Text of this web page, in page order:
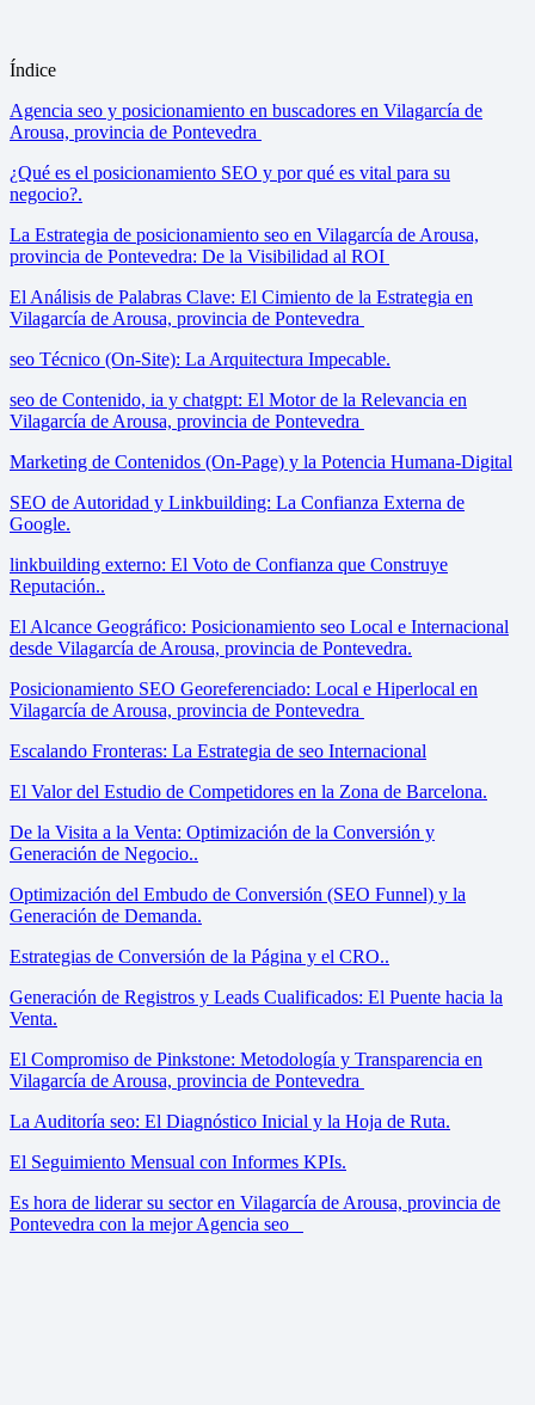
Índice
Agencia seo y posicionamiento en buscadores en Vilagarcía de
Arousa, provincia de Pontevedra
¿Qué es el posicionamiento SEO y por qué es vital para su
negocio?.
La Estrategia de posicionamiento seo en Vilagarcía de Arousa,
provincia de Pontevedra: De la Visibilidad al ROI
El Análisis de Palabras Clave: El Cimiento de la Estrategia en
Vilagarcía de Arousa, provincia de Pontevedra
seo Técnico (On-Site): La Arquitectura Impecable.
seo de Contenido, ia y chatgpt: El Motor de la Relevancia en
Vilagarcía de Arousa, provincia de Pontevedra
Marketing de Contenidos (On-Page) y la Potencia Humana-Digital
SEO de Autoridad y Linkbuilding: La Confianza Externa de
Google.
linkbuilding externo: El Voto de Confianza que Construye
Reputación..
El Alcance Geográfico: Posicionamiento seo Local e Internacional
desde Vilagarcía de Arousa, provincia de Pontevedra.
Posicionamiento SEO Georeferenciado: Local e Hiperlocal en
Vilagarcía de Arousa, provincia de Pontevedra
Escalando Fronteras: La Estrategia de seo Internacional
El Valor del Estudio de Competidores en la Zona de Barcelona.
De la Visita a la Venta: Optimización de la Conversión y
Generación de Negocio..
Optimización del Embudo de Conversión (SEO Funnel) y la
Generación de Demanda.
Estrategias de Conversión de la Página y el CRO..
Generación de Registros y Leads Cualificados: El Puente hacia la
Venta.
El Compromiso de Pinkstone: Metodología y Transparencia en
Vilagarcía de Arousa, provincia de Pontevedra
La Auditoría seo: El Diagnóstico Inicial y la Hoja de Ruta.
El Seguimiento Mensual con Informes KPIs.
Es hora de liderar su sector en Vilagarcía de Arousa, provincia de
Pontevedra con la mejor Agencia seo